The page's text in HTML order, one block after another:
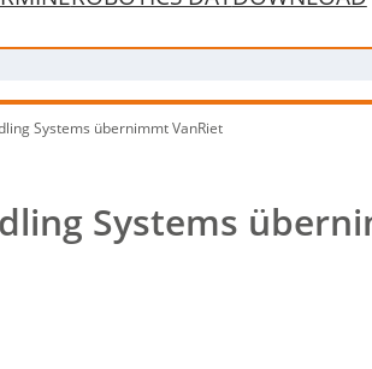
Systems übernimmt VanRiet
Systems